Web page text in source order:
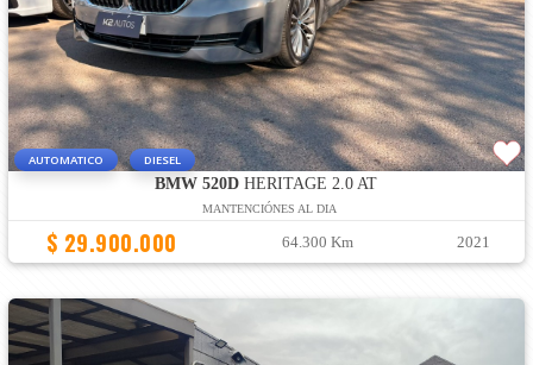
AUTOMATICO DIESEL
BMW 520D HERITAGE 2.0 AT
MANTENCIÓNES AL DIA
$ 29.900.000 64.300 Km 2021